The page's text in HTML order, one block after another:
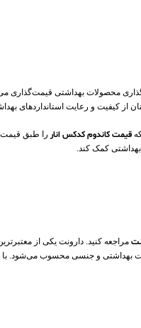
محصولات بهداشتی قیمت‌گذاری
از کیفیت و رعایت استانداردهای
قیمت کاندوم کدکس انار را طبق قیمت
کمک کند.
مراجعه کنید. دارونت یکی از
بهداشتی و جنسی محسوب می‌شود. با